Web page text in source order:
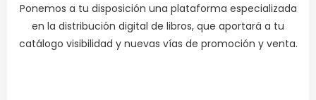
Ponemos a tu disposición una plataforma especializada
en la distribución digital de libros, que aportará a tu
catálogo visibilidad y nuevas vías de promoción y venta.